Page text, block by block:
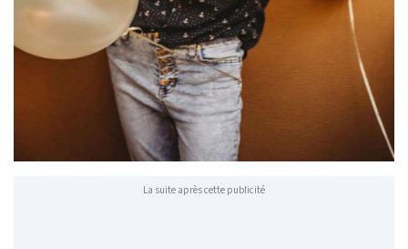
La suite après cette publicité